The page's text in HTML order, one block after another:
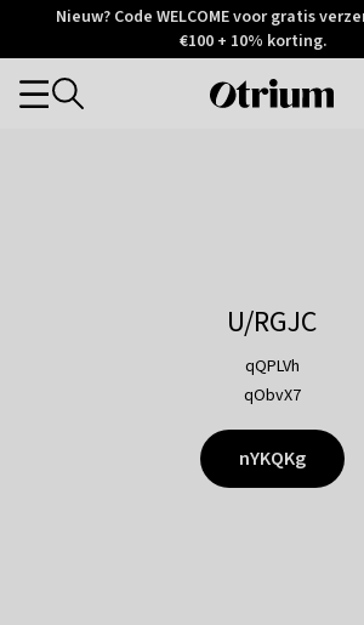
Otrium
Trustpilot
Nieuw? Code WELCOME voor gratis
€100 + 10% korting.
Otrium
Categories
U/RGJC
qQPLVh
qObvX7
nYKQKg